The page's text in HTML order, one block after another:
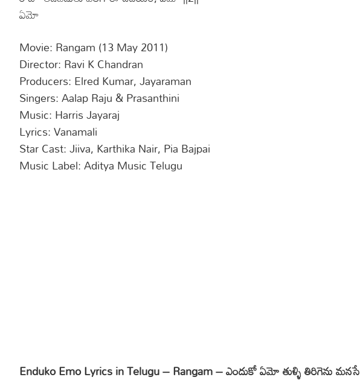
ఏమో
Movie: Rangam (13 May 2011)
Director: Ravi K Chandran
Producers: Elred Kumar, Jayaraman‎
Singers: Aalap Raju & Prasanthini
Music: Harris Jayaraj
Lyrics: Vanamali
Star Cast: Jiiva, Karthika Nair, Pia Bajpai
Music Label: Aditya Music Telugu
Enduko Emo Lyrics in Telugu – Rangam – ఎందుకో ఏమో తుళ్ళి తిరిగెను మనసే